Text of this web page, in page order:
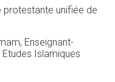
protestante unifiée de
Enseignant-
Islamiques